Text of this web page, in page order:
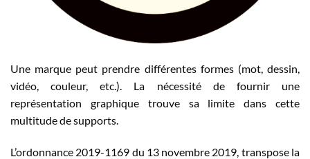
Une marque peut prendre différentes formes (mot, dessin,
vidéo, couleur, etc.). La nécessité de fournir une
représentation graphique trouve sa limite dans cette
multitude de supports.
L’ordonnance 2019-1169 du 13 novembre 2019, transpose la